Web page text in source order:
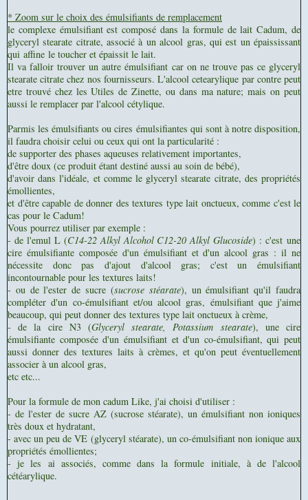
* Zoom sur le choix des émulsifiants de remplacement
le complexe émulsifiant est composé dans la formule de lait Cadum, de
glyceryl stearate citrate, associé à un alcool gras, qui est un épaississant
qui affine le toucher et épaissit le lait.
Il va falloir trouver un autre émulsifiant car on ne trouve pas ce glyceryl
stearate citrate chez nos fournisseurs. L'alcool cetearylique par contre peut
etre trouvé chez les Utiles de Zinette, ou dans ma nature; mais on peut
aussi le remplacer par l'alcool cétylique.
Parmis les émulsifiants ou cires émulsifiantes qui sont à notre disposition,
il faudra choisir celui ou ceux qui ont la particularité :
de supporter des phases aqueuses relativement importantes,
d'être doux (ce produit étant destiné aussi au soin de bébé),
d'avoir dans l'idéale, et comme le glyceryl stearate citrate, des propriétés
émollientes,
et d'être capable de donner des textures type lait onctueux, comme c'est le
cas pour le Cadum!
Vous pourrez utiliser par exemple :
- de l'emul L (C14-22 Alkyl Alcohol C12-20 Alkyl Glucoside) : c'est une
cire émulsifiante composée d'un émulsifiant et d'un alcool gras : il ne
nécessite donc pas d'ajout d'alcool gras; c'est un émulsifiant
incontournable pour les textures laits!
- ou de l'ester de sucre (sucrose stéarate), un émulsifiant qu'il faudra
compléter d'un co-émulsifiant et/ou alcool gras, émulsifiant que j'aime
beaucoup, qui peut donner des textures type lait onctueux à crème,
- de la cire N3 (Glyceryl stearate, Potassium stearate), une cire
émulsifiante composée d'un émulsifiant et d'un co-émulsifiant, qui peut
aussi donner des textures laits à crèmes, et qu'on peut éventuellement
associer à un alcool gras,
etc etc...
Pour la formule de mon cadum Like, j'ai choisi d'utiliser :
- de l'ester de sucre AZ (sucrose stéarate), un émulsifiant non ioniques
très doux et hydratant,
- avec un peu de VE (glyceryl stéarate), un co-émulsifiant non ionique aux
propriétés émollientes;
- je les ai associés, comme dans la formule initiale, à de l'alcool
cétéarylique.